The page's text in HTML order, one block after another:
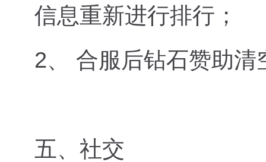
信息重新进行排行；
2、 合服后钻石赞助
五、社交